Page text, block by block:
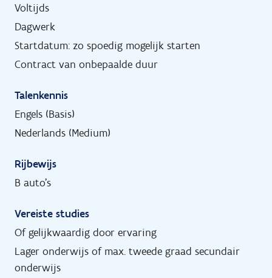
Voltijds
Dagwerk
Startdatum: zo spoedig mogelijk starten
Contract van onbepaalde duur
Talenkennis
Engels (Basis)
Nederlands (Medium)
Rijbewijs
B auto's
Vereiste studies
Of gelijkwaardig door ervaring
Lager onderwijs of max. tweede graad secundair
onderwijs